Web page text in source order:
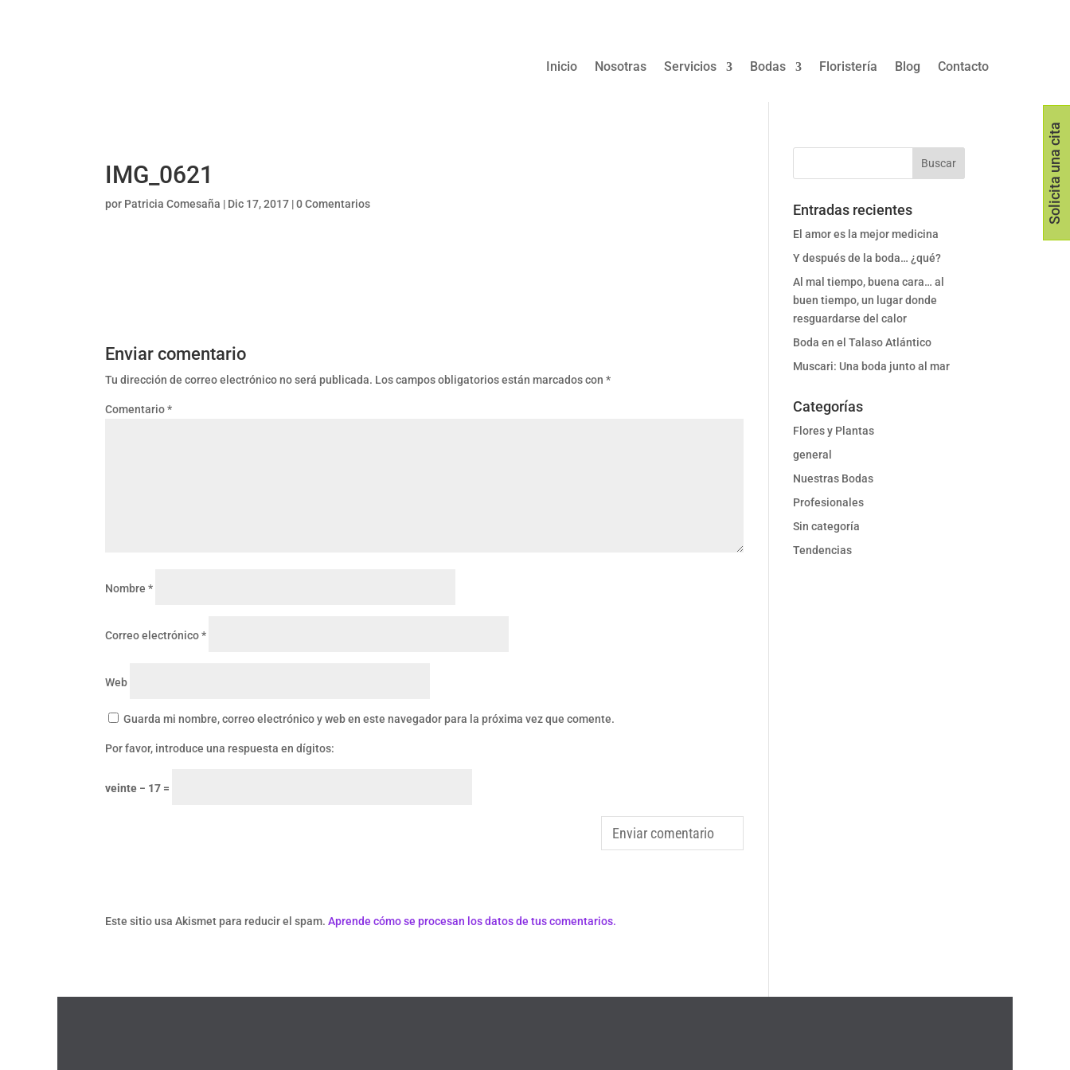
Inicio Nosotras Servicios Bodas Floristería Blog Contacto
IMG_0621
por Patricia Comesaña | Dic 17, 2017 |0 Comentarios
Enviar comentario
Tu dirección de correo electrónico no será publicada. Los campos obligatorios están marcados con *
Comentario*
Nombre *
Correo electrónico*
Web
Guarda mi nombre, correo electrónico y web en este navegador para la próxima vez que comente.
Por favor, introduce una respuesta en dígitos:
veinte − 17 =
Este sitio usa Akismet para reducir el spam. Aprende cómo se procesan los datos de tus comentarios.
Entradas recientes
El amor es la mejor medicina
Y después de la boda… ¿qué?
Al mal tiempo, buena cara… al
buen tiempo, un lugar donde
resguardarse del calor
Boda en el Talaso Atlántico
Muscari: Una boda junto al mar
Categorías
Flores y Plantas
general
Nuestras Bodas
Profesionales
Sin categoría
Tendencias
Solicita una cita